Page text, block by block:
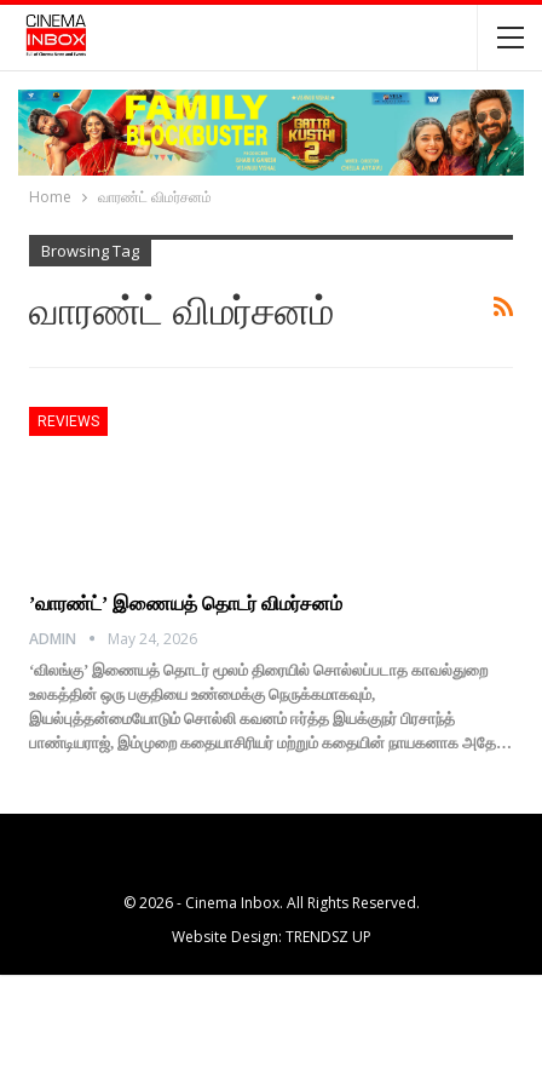
Home வாரண்ட் விமர்சனம்
Browsing Tag
வாரண்ட் விமர்சனம்
REVIEWS
’வாரண்ட்’ இணையத் தொடர் விமர்சனம்
ADMIN
May 24, 2026
‘விலங்கு’ இணையத் தொடர் மூலம் திரையில் சொல்லப்படாத காவல்துறை
உலகத்தின் ஒரு பகுதியை உண்மைக்கு நெருக்கமாகவும்,
இயல்புத்தன்மையோடும் சொல்லி கவனம் ஈர்த்த இயக்குநர் பிரசாந்த்
பாண்டியராஜ், இம்முறை கதையாசிரியர் மற்றும் கதையின் நாயகனாக அதே…
© 2026 - Cinema Inbox. All Rights Reserved.
Website Design: TRENDSZ UP